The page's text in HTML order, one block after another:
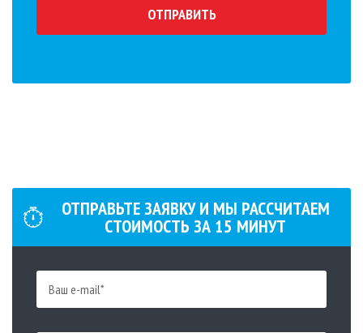
ОТПРАВИТЬ
ОТПРАВЬТЕ ЗАЯВКУ И МЫ РАСCЧИТАЕМ
СТОИМОСТЬ ЗА 15 МИНУТ